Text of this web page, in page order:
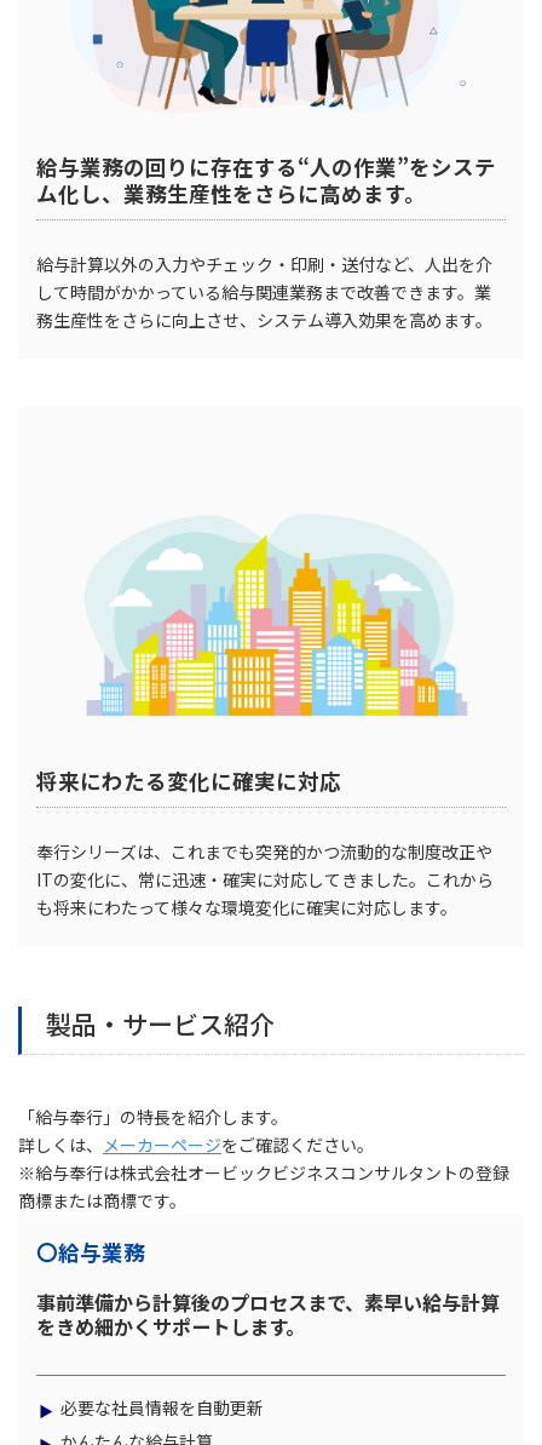
給与業務の回りに存在する“人の作業”をシステ
ム化し、業務生産性をさらに高めます。
給与計算以外の入力やチェック・印刷・送付など、人出を介
して時間がかかっている給与関連業務まで改善できます。業
務生産性をさらに向上させ、システム導入効果を高めます。
将来にわたる変化に確実に対応
奉行シリーズは、これまでも突発的かつ流動的な制度改正や
ITの変化に、常に迅速・確実に対応してきました。これから
も将来にわたって様々な環境変化に確実に対応します。
製品・サービス紹介
「給与奉行」の特長を紹介します。
詳しくは、 メーカーページをご確認ください。
※給与奉行は株式会社オービックビジネスコンサルタントの登録
商標または商標です。
〇給与業務
事前準備から計算後のプロセスまで、素早い給与計算
をきめ細かくサポートします。
必要な社員情報を自動更新